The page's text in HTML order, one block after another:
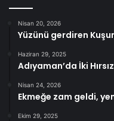
Nisan 20, 2026
Yüzünü gerdiren
Haziran 29, 2025
Adıyaman’da İki
Nisan 24, 2026
Ekmeğe zam geldi,
Ekim 29, 2025